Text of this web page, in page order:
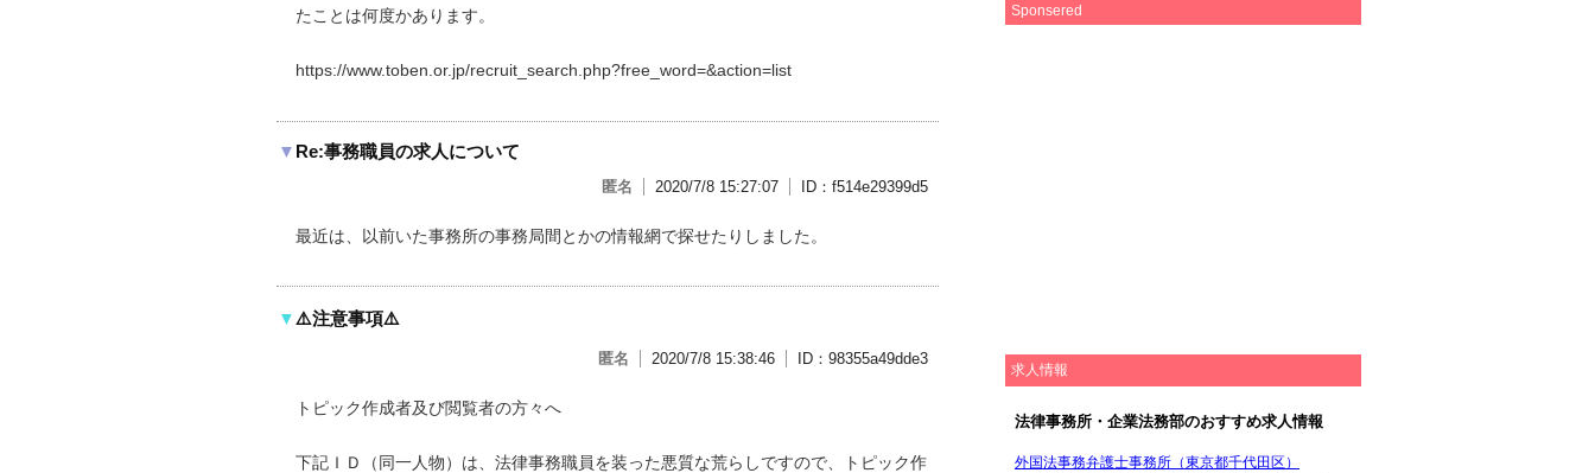
たことは何度かあります。
https://www.toben.or.jp/recruit_search.php?free_word=&action=list
▼ Re:事務職員の求人について
匿名 2020/7/8 15:27:07 ID：f514e29399d5
最近は、以前いた事務所の事務局間とかの情報網で探せたりしました。
▼ ⚠️注意事項⚠️
匿名 2020/7/8 15:38:46 ID：98355a49dde3
トピック作成者及び閲覧者の方々へ
下記ＩＤ（同一人物）は、法律事務職員を装った悪質な荒らしですので、トピック作
Sponsered
求人情報